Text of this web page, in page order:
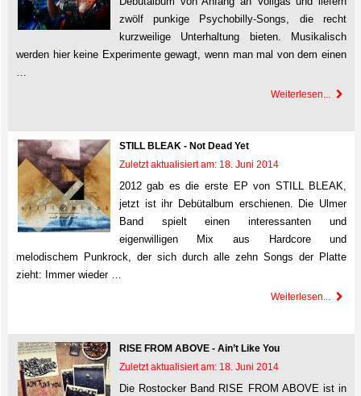
zwölf punkige Psychobilly-Songs, die recht
kurzweilige Unterhaltung bieten. Musikalisch
werden hier keine Experimente gewagt, wenn man mal von dem einen
…
Weiterlesen...
STILL BLEAK - Not Dead Yet
Zuletzt aktualisiert am: 18. Juni 2014
2012 gab es die erste EP von STILL BLEAK,
jetzt ist ihr Debütalbum erschienen. Die Ulmer
Band spielt einen interessanten und
eigenwilligen Mix aus Hardcore und
melodischem Punkrock, der sich durch alle zehn Songs der Platte
zieht: Immer wieder …
Weiterlesen...
RISE FROM ABOVE - Ain’t Like You
Zuletzt aktualisiert am: 18. Juni 2014
Die Rostocker Band RISE FROM ABOVE ist in